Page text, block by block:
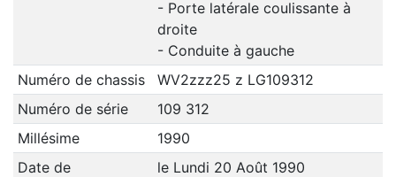
- Porte latérale coulissante à
droite
- Conduite à gauche
Numéro de chassis
WV2zzz25 z LG109312
Numéro de série
109 312
Millésime
1990
Date de
le Lundi 20 Août 1990